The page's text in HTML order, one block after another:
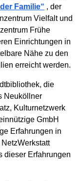
Familie“ , der
Vielfalt und
Frühe
Einrichtungen in
Nähe zu den
erreicht werden.
die
Neuköllner
Kulturnetzwerk
GmbH
Erfahrungen in
dieser Erfahrungen